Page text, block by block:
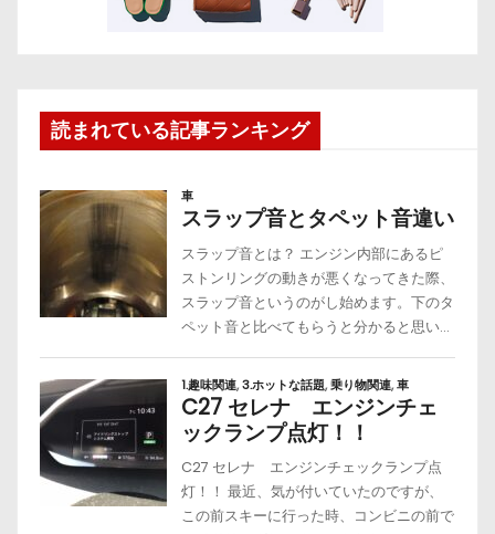
読まれている記事ランキング